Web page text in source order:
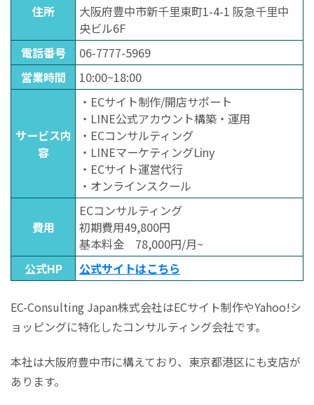
住所
大阪府豊中市新千里東町1-4-1 阪急千里中
央ビル6F
電話番号
06-7777-5969
営業時間
10:00~18:00
サービス内
容
・ECサイト制作/開店サポート
・LINE公式アカウント構築・運用
・ECコンサルティング
・LINEマーケティングLiny
・ECサイト運営代行
・オンラインスクール
費用
ECコンサルティング
初期費用49,800円
基本料金 78,000円/月~
公式HP
公式サイトはこちら
EC-Consulting Japan株式会社はECサイト制作やYahoo!シ
ョッピングに特化したコンサルティング会社です。
本社は大阪府豊中市に構えており、東京都港区にも支店が
あります。